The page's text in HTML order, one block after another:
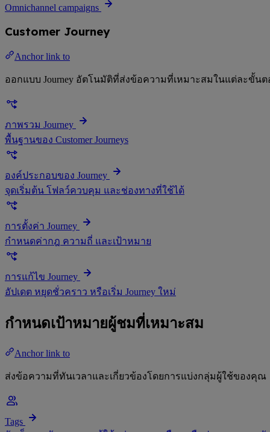
Omnichannel campaigns
Customer Journey
Anchor link to
ออกแบบ Journey อัตโนมัติที่ส่งข้อความที่เหมาะสมในแต่ละขั้น
ภาพรวม Journey
พื้นฐานของ Customer Journeys
องค์ประกอบของ Journey
จุดเริ่มต้น โฟลว์ควบคุม และช่องทางที่ใช้ได้
การตั้งค่า Journey
กำหนดค่ากฎ ความถี่ และเป้าหมาย
การแก้ไข Journey
อัปเดต หยุดชั่วคราว หรือเริ่ม Journey ใหม่
กำหนดเป้าหมายผู้ชมที่เหมาะสม
Anchor link to
ส่งข้อความที่ทันเวลาและเกี่ยวข้องโดยการแบ่งกลุ่มผู้ใช้ของคุณ
Tags